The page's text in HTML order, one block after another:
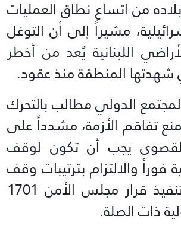
من اتساع نطاق العمليات
مشيراً إلى أن التوغل
اللبنانية يُعد من أخطر
شهدتها المنطقة منذ عقود.
الدولي مطالب بالتحرك
تفاقم الأزمة، مشدداً على
القصوى يجب أن تكون لوقف
فوراً والالتزام بترتيبات وقف
إطلاق النار وتنفيذ قرار مجلس الأمن 1701
ذات الصلة.